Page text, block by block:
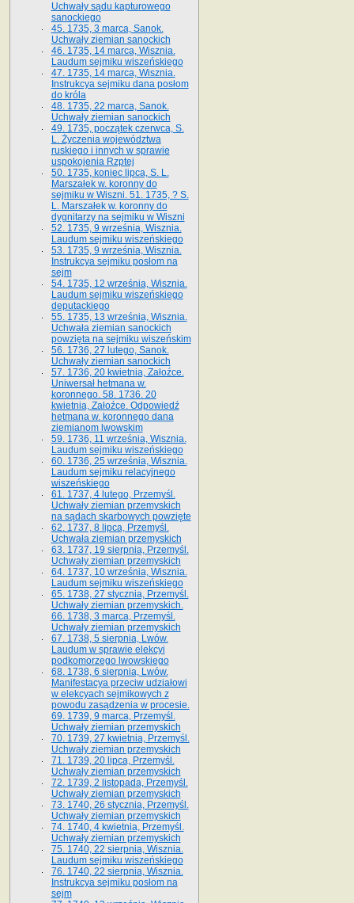
Uchwały sądu kapturowego
sanockiego
45. 1735, 3 marca, Sanok.
Uchwały ziemian sanockich
46. 1735, 14 marca, Wisznia.
Laudum sejmiku wiszeńskiego
47. 1735, 14 marca, Wisznia.
Instrukcya sejmiku dana posłom
do króla
48. 1735, 22 marca, Sanok.
Uchwały ziemian sanockich
49. 1735, początek czerwca, S.
L. Życzenia województwa
ruskiego i innych w sprawie
uspokojenia Rzptej
50. 1735, koniec lipca, S. L.
Marszałek w. koronny do
sejmiku w Wiszni. 51. 1735, ? S.
L. Marszałek w. koronny do
dygnitarzy na sejmiku w Wiszni
52. 1735, 9 września, Wisznia.
Laudum sejmiku wiszeńskiego
53. 1735, 9 września, Wisznia.
Instrukcya sejmiku posłom na
sejm
54. 1735, 12 września, Wisznia.
Laudum sejmiku wiszeńskiego
deputackiego
55. 1735, 13 września, Wisznia.
Uchwała ziemian sanockich
powzięta na sejmiku wiszeńskim
56. 1736, 27 lutego, Sanok.
Uchwały ziemian sanockich
57. 1736, 20 kwietnia, Załoźce.
Uniwersał hetmana w.
koronnego. 58. 1736. 20
kwietnia, Załoźce. Odpowiedź
hetmana w. koronnego dana
ziemianom lwowskim
59. 1736, 11 września, Wisznia.
Laudum sejmiku wiszeńskiego
60. 1736, 25 września, Wisznia.
Laudum sejmiku relacyjnego
wiszeńskiego
61. 1737, 4 lutego, Przemyśl.
Uchwały ziemian przemyskich
na sądach skarbowych powzięte
62. 1737, 8 lipca, Przemyśl.
Uchwała ziemian przemyskich
63. 1737, 19 sierpnia, Przemyśl.
Uchwały ziemian przemyskich
64. 1737, 10 września, Wisznia.
Laudum sejmiku wiszeńskiego
65. 1738, 27 stycznia, Przemyśl.
Uchwały ziemian przemyskich­­.
66. 1738, 3 marca, Przemyśl.
Uchwały ziemian przemyskich­
67. 1738, 5 sierpnia, Lwów.
Laudum w sprawie elekcyi
podkomorzego lwowskiego
68. 1738, 6 sierpnia, Lwów.
Manifestacya przeciw udziałowi
w elekcyach sejmikowych z
powodu zasądzenia w procesie.
69. 1739, 9 marca, Przemyśl.
Uchwały ziemian przemyskich
70. 1739, 27 kwietnia, Przemyśl.
Uchwały ziemian przemyskich
71. 1739, 20 lipca, Przemyśl.
Uchwały ziemian przemyskich
72. 1739, 2 listopada, Przemyśl.
Uchwały ziemian przemyskich
73. 1740, 26 stycznia, Przemyśl.
Uchwały ziemian przemyskich
74. 1740, 4 kwietnia, Przemyśl.
Uchwały ziemian przemyskich
75. 1740, 22 sierpnia, Wisznia.
Laudum sejmiku wiszeńskiego
76. 1740, 22 sierpnia, Wisznia.
Instrukcya sejmiku posłom na
sejm